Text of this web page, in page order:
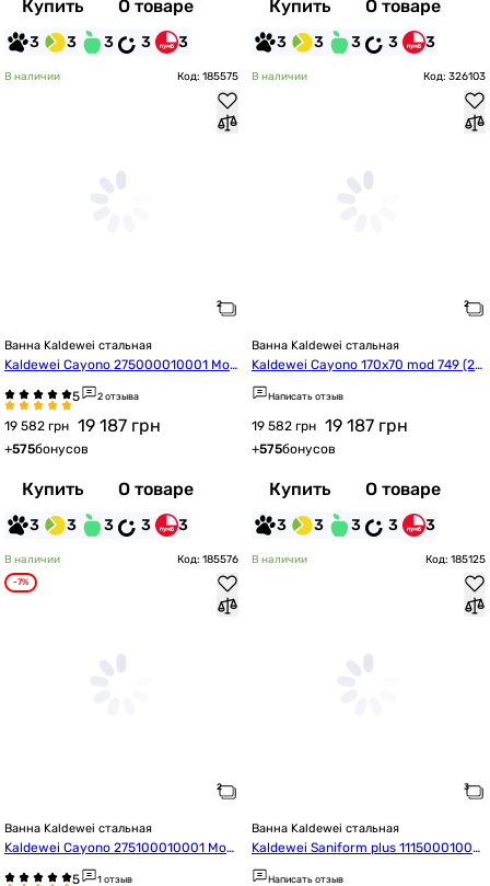
Купить О товаре
3 3 3 3 3
Купить О товаре
3 3 3 3 3
В наличии Код: 185575
Ванна Kaldewei стальная
Kaldewei Cayono 275000010001 Mo
2 отзыва
19 582 грн 19 187 грн
+575бонусов
Купить О товаре
3 3 3 3 3
В наличии Код: 326103
Ванна Kaldewei стальная
Kaldewei Cayono 170x70 mod 749 (27
4900010001)
Написать отзыв
19 582 грн 19 187 грн
+575бонусов
Купить О товаре
3 3 3 3 3
В наличии Код: 185576
-7%
Ванна Kaldewei стальная
Kaldewei Cayono 275100010001 Mod.
1 отзыв
В наличии Код: 185125
Ванна Kaldewei стальная
Kaldewei Saniform plus 11150001000
1 Mod.360-1 140*70
Написать отзыв